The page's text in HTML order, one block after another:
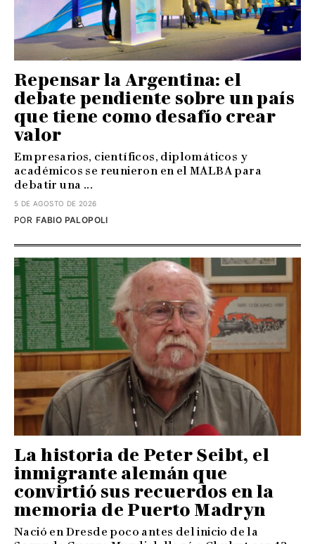
Repensar la Argentina: el
debate pendiente sobre un país
que tiene como desafío crear
valor
Empresarios, científicos, diplomáticos y
académicos se reunieron en el MALBA para
debatir una ...
5 DE AGOSTO DE 2026
FABIO PALOPOLI
POR
La historia de Peter Seibt, el
inmigrante alemán que
convirtió sus recuerdos en la
memoria de Puerto Madryn
Nació en Dresde poco antes del inicio de la